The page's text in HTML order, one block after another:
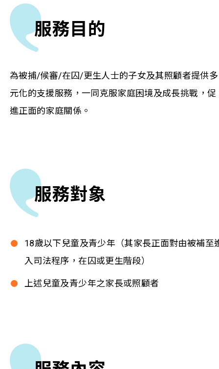
服務目的
為被捕/候審/在囚/更生人士的子女及其照顧者提供多
元化的支援服務，一同克服家庭困境及成長挑戰，促
進正面的家庭關係。
服務對象
18歲以下兒童及青少年（其家長正面對由被補至
入司法程序，在囚或更生階段）
上述兒童及青少年之家長或照顧者